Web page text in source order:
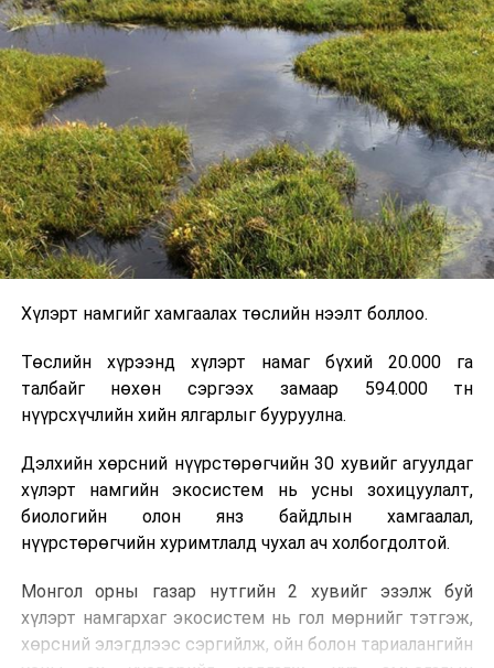
Хүлэрт намгийг хамгаалах төслийн нээлт боллоо.
Төслийн хүрээнд хүлэрт намаг бүхий 20.000 га
талбайг нөхөн сэргээх замаар 594.000 тн
нүүрсхүчлийн хийн ялгарлыг бууруулна.
Дэлхийн хөрсний нүүрстөрөгчийн 30 хувийг агуулдаг
хүлэрт намгийн экосистем нь усны зохицуулалт,
биологийн олон янз байдлын хамгаалал,
нүүрстөрөгчийн хуримтлалд чухал ач холбогдолтой.
Монгол орны газар нутгийн 2 хувийг эзэлж буй
хүлэрт намгархаг экосистем нь гол мөрнийг тэтгэж,
хөрсний элэгдлээс сэргийлж, ойн болон тариалангийн